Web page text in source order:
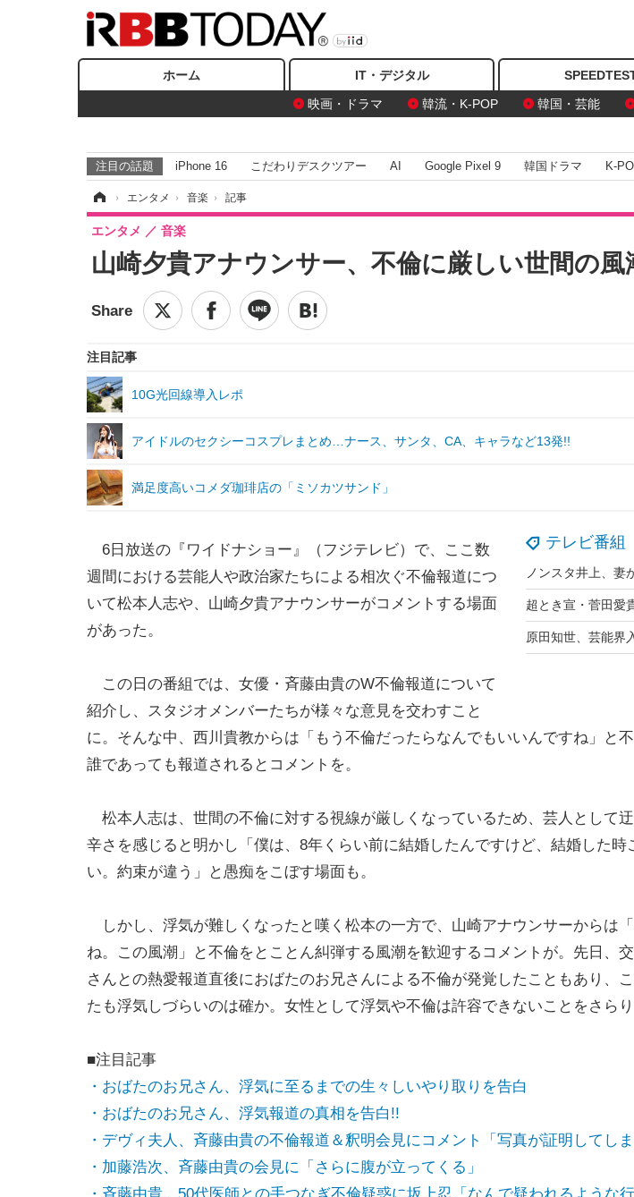
ホーム IT・デジタル
映画・ドラマ
韓流・K-POP 韓国・芸能
注目の話題 iPhone 16 こだわりデスクツアー AI Google Pixel 9 韓国ドラマ K-
› エンタメ › 音楽 › 記事
山崎夕貴アナウンサー、不倫に厳しい世間の
エンタメ 音楽
注目記事
10G光回線導入レポ
アイドルのセクシーコスプレまとめ…ナース、サンタ、CA、キャラなど13発!!
満足度高いコメダ珈琲店の「ミソカツサンド」
テレビ番組
6日放送の『ワイドナショー』（フジテレビ）で、ここ数
週間における芸能人や政治家たちによる相次ぐ不倫報道につ
いて松本人志や、山崎夕貴アナウンサーがコメントする場面
があった。
この日の番組では、女優・斉藤由貴のW不倫報道について
紹介し、スタジオメンバーたちが様々な意見を交わすこと
に。そんな中、西川貴教からは「もう不倫だったらなんでもいいんですね」と
誰であっても報道されるとコメントを。
松本人志は、世間の不倫に対する視線が厳しくなっているため、芸人として
辛さを感じると明かし「僕は、8年くらい前に結婚したんですけど、結婚した時
い。約束が違う」と愚痴をこぼす場面も。
しかし、浮気が難しくなったと嘆く松本の一方で、山崎アナウンサーからは
ね。この風潮」と不倫をとことん糾弾する風潮を歓迎するコメントが。先日、
さんとの熱愛報道直後におばたのお兄さんによる不倫が発覚したこともあり、
たも浮気しづらいのは確か。女性として浮気や不倫は許容できないことをさらり
■注目記事
・おばたのお兄さん、浮気に至るまでの生々しいやり取りを告白
・おばたのお兄さん、浮気報道の真相を告白!!
・デヴィ夫人、斉藤由貴の不倫報道＆釈明会見にコメント「写真が証明してしま
・加藤浩次、斉藤由貴の会見に「さらに腹が立ってくる」